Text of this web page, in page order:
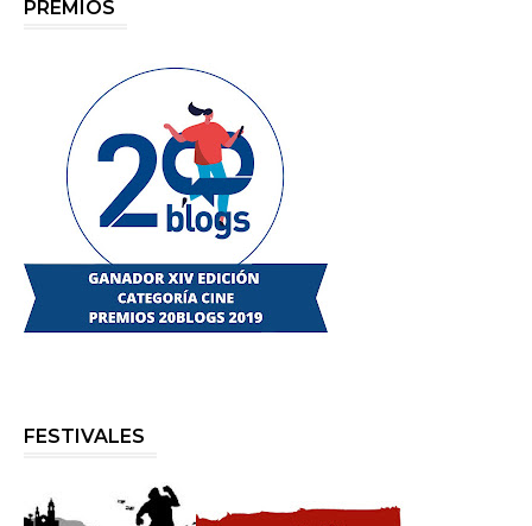
PREMIOS
FESTIVALES